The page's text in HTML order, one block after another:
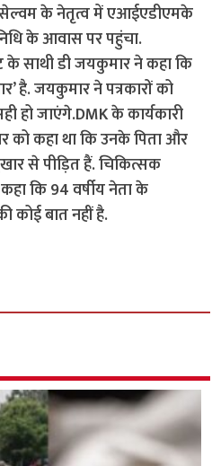
के नेतृत्व में एआईएडीएमके
के आवास पर पहुंचा.
साथी डी जयकुमार ने कहा कि
है. जयकुमार ने पत्रकारों को
हो जाएंगे.DMK के कार्यकारी
को कहा था कि उनके पिता और
से पीड़ित हैं. चिकित्सक
कि 94 वर्षीय नेता के
कोई बात नहीं है.